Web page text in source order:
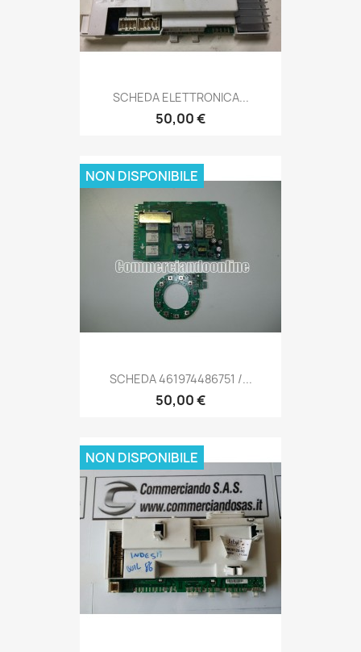
SCHEDA ELETTRONICA...
50,00 €
SCHEDA 461974486751 /...
50,00 €
NON DISPONIBILE
NON DISPONIBILE